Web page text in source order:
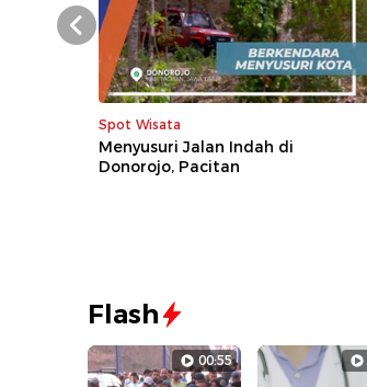
Spot Wisata
Menyusuri Jalan Indah di
Donorojo, Pacitan
Prev
Flash
00:55